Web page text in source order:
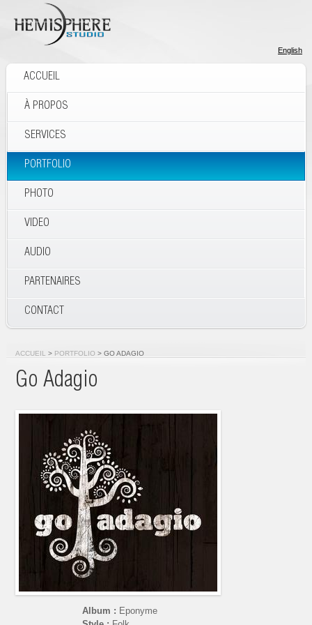
English
ACCUEIL
À PROPOS
SERVICES
PORTFOLIO
PHOTO
VIDEO
AUDIO
PARTENAIRES
CONTACT
ACCUEIL > PORTFOLIO > GO ADAGIO
Go Adagio
Album : Eponyme